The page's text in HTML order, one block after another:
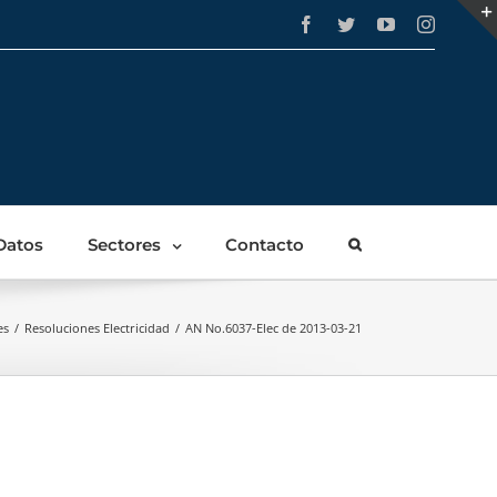
Facebook
TwitterYouTube
Sectores Contacto
/ Resoluciones Electricidad / AN No.6037-Elec de 2013-03-21